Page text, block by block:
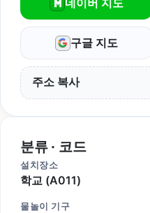
네이버 지도
구글 지도
주소 복사
분류 · 코드
설치장소
학교 (A011)
물놀이 기구